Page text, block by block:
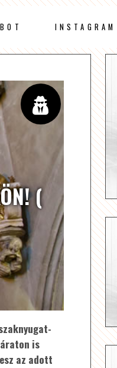
INSTAGRAM
(
is
az adott